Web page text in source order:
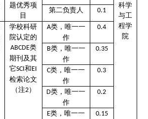
题优秀项
目
科学
与工
程学
院
第二负责人 0.1
学校科研
院认定的
ABCDE类
期刊及其
它SCI 和 EI
检索论文
（注2）
A类，唯一一
作
0.4
B类，唯一一
作
0.35
C类 ，唯一一
作
0.3
D类 ，唯一一
作
0.2
E类 ，唯一一
0.15